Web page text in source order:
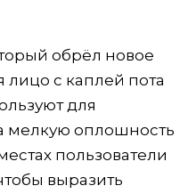
обрёл новое
с каплей пота
для
мелкую оплошность
пользователи
выразить